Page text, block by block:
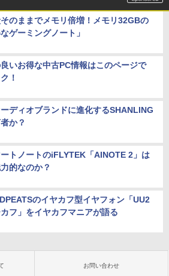
のままでメモリ倍増！メモリ32GBの
なゲーミングノート」
いお得な中古PC情報はこのページで
！
ディオブランドに進化するSHANLING
か？
トノートのiFLYTEK「AINOTE 2」は
的なのか？
のイヤカフ型イヤフォン「UU2
フ」をイヤカフマニアが語る
お問い合わせ